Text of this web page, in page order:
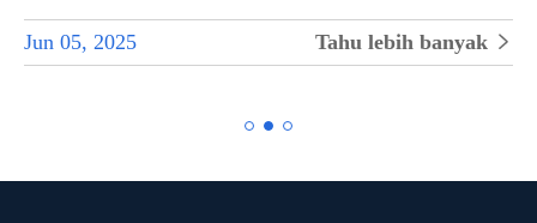
Jun 05, 2025 Tahu lebih banyak 